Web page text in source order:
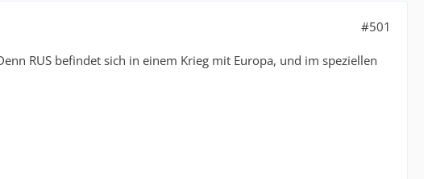
#501
RUS befindet sich in einem Krieg mit Europa, und im speziellen